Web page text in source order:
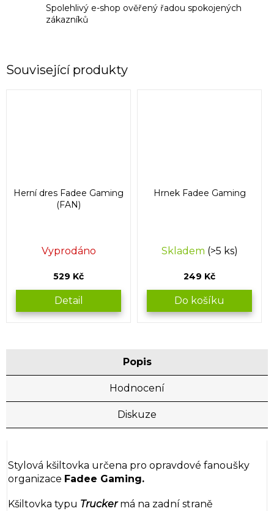
Spolehlivý e-shop ověřený řadou spokojených
zákazníků
Související produkty
Herní dres Fadee Gaming
(FAN)
Vyprodáno
529 Kč
Detail
Hrnek Fadee Gaming
Skladem (>5 ks)
249 Kč
Do košíku
Popis
Hodnocení
Diskuze
Stylová kšiltovka určena pro opravdové fanoušky
organizace Fadee Gaming.
Kšiltovka typu Truckermá na zadní straně